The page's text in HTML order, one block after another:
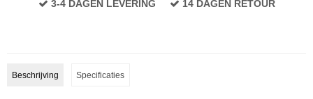
3-4 DAGEN LEVERING
14 DAGEN RETOUR
Beschrijving Specificaties